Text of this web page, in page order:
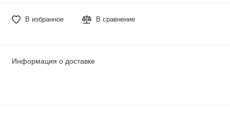
В избранное В сравнение
Информация о доставке